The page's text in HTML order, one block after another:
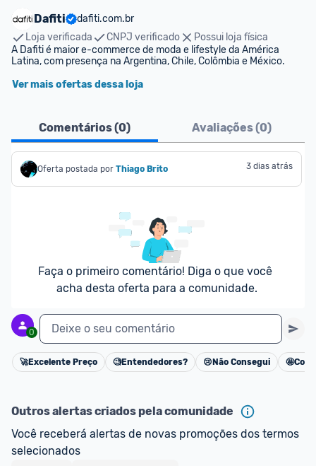
Dafiti
dafiti.com.br
Loja verificada
CNPJ verificado
Possui loja física
A Dafiti é maior e-commerce de moda e lifestyle da América
Latina, com presença na Argentina, Chile, Colômbia e México.
Ver mais ofertas dessa loja
Comentários (0) Avaliações (0)
Oferta postada por Thiago Brito 3 dias atrás
Faça o primeiro comentário! Diga o que você
acha desta oferta para a comunidade.
0 Deixe o seu comentário
Cancelar
🚀Excelente Preço 🧐Entendedores? 😢 Não Consegui 🤩
Outros alertas criados pela comunidade
Você receberá alertas de novas promoções dos termos
selecionados